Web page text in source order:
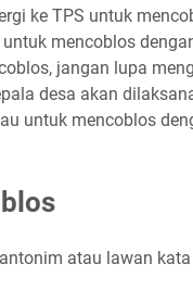
ke TPS untuk
mencoblos
jangan lupa
desa akan
untuk mencoblos
atau lawan